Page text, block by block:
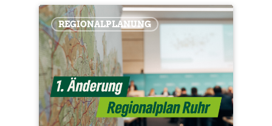
REGIO­NAL­PLA­NUNG